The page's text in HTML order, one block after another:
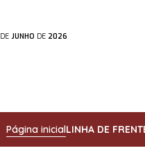
DE JUNHO DE 2026
Página inicialLINHA DE